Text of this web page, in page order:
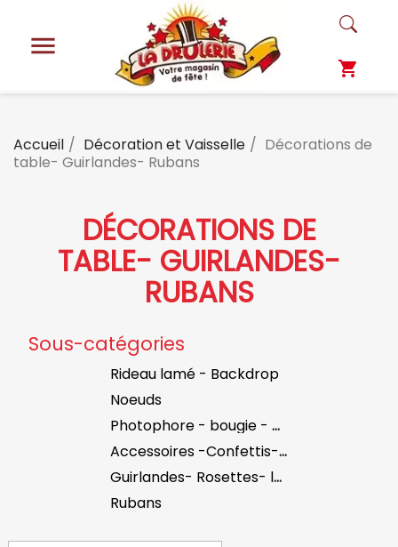

shopping_cart
Accueil Décoration et Vaisselle
Décorations de
table- Guirlandes- Rubans
DÉCORATIONS DE
TABLE- GUIRLANDES-
RUBANS
Sous-catégories
Rideau lamé - Backdrop
Noeuds
Photophore - bougie - décoration LED
Accessoires -Confettis- Perles
Guirlandes- Rosettes- lanternes- Pompoms
Rubans